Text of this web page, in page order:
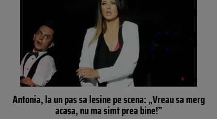
Antonia, la un pas sa lesine pe scena: „Vreau sa merg
acasa, nu ma simt prea bine!”